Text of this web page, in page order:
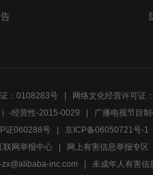
：0108283号 网络文化经营许可证
-经营性-2015-0029
广播电视节目
证060288号 京ICP备06050721号-1
联网举报中心 网上有害信息举报专区
inc.com
未成年人有害